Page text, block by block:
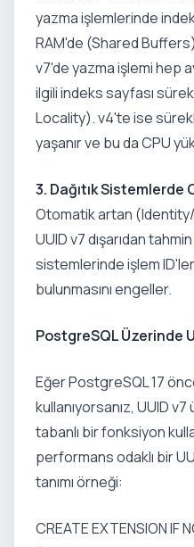
yazma işlemlerinde
RAM'de (Shared
v7'de yazma işlemi hep
ilgili indeks sayfası
Locality). v4'te ise
yaşanır ve bu da CPU
3. Dağıtık
Otomatik artan
UUID v7 dışarıdan
sistemlerinde işlem
bulunmasını engeller.
PostgreSQL Üzerinde
Eğer PostgreSQL 17
kullanıyorsanız, UUID
tabanlı bir fonksiyon
performans odaklı bir
tanımı örneği:
CREATE EXTENSION IF